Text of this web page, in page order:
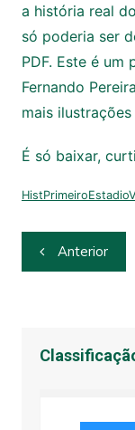
a história real
só poderia ser
PDF. Este é um
Fernando
mais
É só baixar,
Navegação
de
Anterior